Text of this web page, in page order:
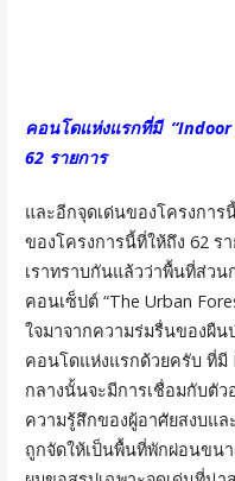
คอนโดแห่งแรกที่มี “Indoor
62 รายการ
และอีกจุดเด่นของโครงการ
ของโครงการนี้ที่ให้ถึง 62 ร
เราทราบกันแล้วว่าพื้นที่ส่ว
คอนเซ็ปต์ “The Urban
ใจมาจากความร่มรื่นของผื
คอนโดแห่งแรกด้วยครับ ที่มี
กลางนั้นจะมีการเชื่อมกับตั
ความรู้สึกของผู้อาศัยสงบแ
ถูกจัดให้เป็นพื้นที่พักผ่อนขน